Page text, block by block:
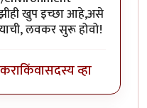
खुप इच्छा आहे,असे
लवकर सुरू होवो!
किंवासदस्य व्हा